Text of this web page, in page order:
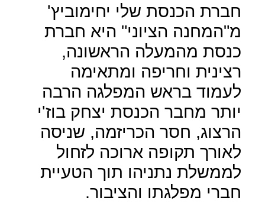
חברת הכנסת שלי יחימוביץ'
מ"המחנה הציוני" היא חברת
כנסת מהמעלה הראשונה,
רצינית וחריפה ומתאימה
לעמוד בראש המפלגה הרבה
יותר מחבר הכנסת יצחק בוז'י
הרצוג, חסר הכריזמה, שניסה
לאורך תקופה ארוכה לזחול
לממשלת נתניהו תוך הטעיית
חברי מפלגתו והציבור.